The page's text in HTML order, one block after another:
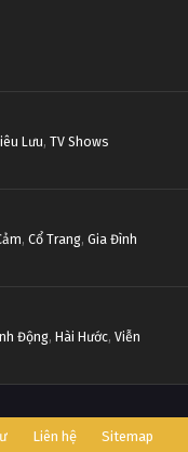
Lưu, TV Shows
, Cổ Trang, Gia Đình
Động, Hài Hước, Viễn
Liên hệ Sitemap